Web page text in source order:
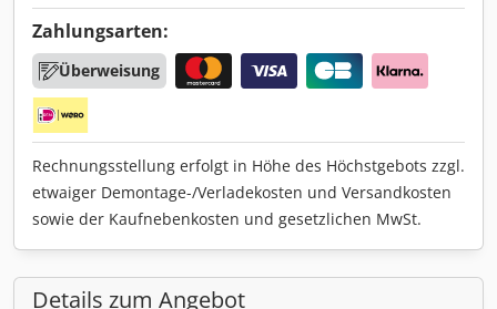
Zahlungsarten:
Überweisung
Rechnungsstellung erfolgt in Höhe des Höchstgebots zzgl.
etwaiger Demontage-/Verladekosten und Versandkosten
sowie der Kaufnebenkosten und gesetzlichen MwSt.
Details zum Angebot